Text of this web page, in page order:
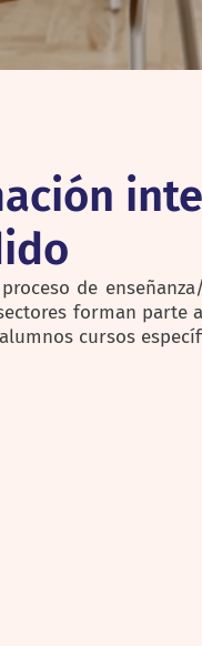
de
forman parte
cursos